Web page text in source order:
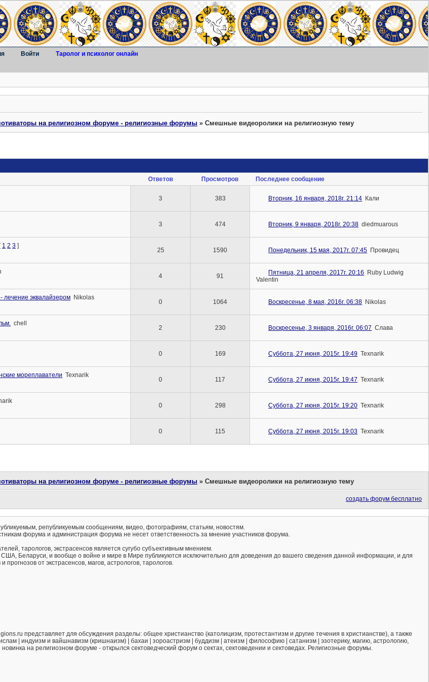
Войти Таролог и психолог онлайн
на религиозном форуме - религиозные форумы »Смешные видеоролики на религиозную тему
Ответов Просмотров Последнее сообщение
3 383 Вторник, 16 января, 2018г. 21:14 Кали
3 474 Вторник, 9 января, 2018г. 20:38 diedmuarous
1 2 3 ]
25 1590 Понедельник, 15 мая, 2017г. 07:45 Провидец
4 91 Пятница, 21 апреля, 2017г. 20:16 Ruby Ludwig
Valentin
лечение эквалайзером Nikolas
0 1064 Воскресенье, 8 мая, 2016г. 06:38 Nikolas
chell
2 230 Воскресенье, 3 января, 2016г. 06:07 Слава
0 169 Суббота, 27 июня, 2015г. 19:49 Texnarik
мореплаватели Texnarik
0 117 Суббота, 27 июня, 2015г. 19:47 Texnarik
0 298 Суббота, 27 июня, 2015г. 19:20 Texnarik
0 115 Суббота, 27 июня, 2015г. 19:03 Texnarik
на религиозном форуме - религиозные форумы »Смешные видеоролики на религиозную тему
создать форум бесплатно
републикуемым сообщениям, видео, фотографиям, статьям, новостям.
форума и администрация форума не несет ответственность за мнение участников форума.
тарологов, экстрасенсов является сугубо субъективным мнением.
США, Беларуси, и вообще о войне и мире в Мире публикуются исключительно для доведения до вашего сведения данной информации, и для
от экстрасенсов, магов, астрологов, тарологов.
представляет для обсуждения разделы: общее христианство (католицизм, протестантизм и другие течения в христианстве), а также
| индуизм и вайшнавизм (кришнаизм) | бахаи | зороастризм | буддизм | атеизм | философию | сатанизм | эзотерику, магию, астрологию,
новинка на религиозном форуме - открылся сектоведческий форум о сектах, сектоведении и сектоведах. Религиозные форумы.